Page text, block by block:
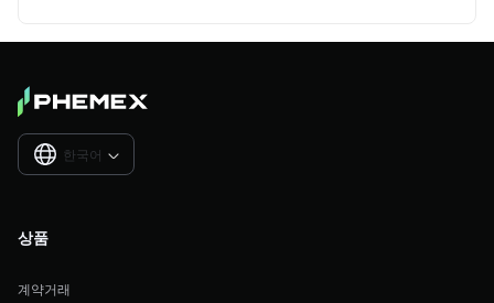
한국어 
상품
계약거래